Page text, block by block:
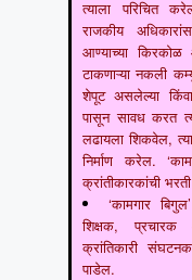
त्याला परिचित
राजकीय
आण्याच्या किरकोळ
टाकणाऱ्या नकली
शेपूट असलेल्या किंवा
पासून सावध करत
लढायला शिकवेल,
निर्माण करेल.
क्रांतीकारकांची
‘कामगार
शिक्षक, प्रचारक
क्रांतिकारी
पाडेल.